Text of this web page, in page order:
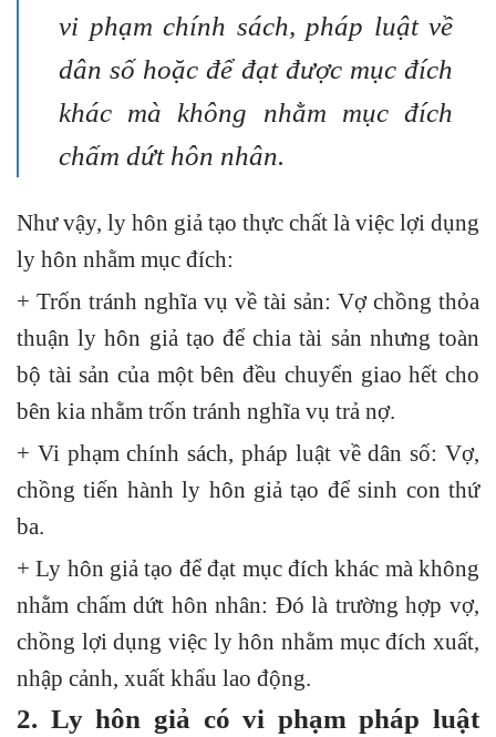
vi phạm chính sách, pháp luật về
dân số hoặc để đạt được mục đích
khác mà không nhằm mục đích
chấm dứt hôn nhân.
Như vậy, ly hôn giả tạo thực chất là việc lợi dụng
ly hôn nhằm mục đích:
+ Trốn tránh nghĩa vụ về tài sản: Vợ chồng thỏa
thuận ly hôn giả tạo để chia tài sản nhưng toàn
bộ tài sản của một bên đều chuyển giao hết cho
bên kia nhằm trốn tránh nghĩa vụ trả nợ.
+ Vi phạm chính sách, pháp luật về dân số: Vợ,
chồng tiến hành ly hôn giả tạo để sinh con thứ
ba.
+ Ly hôn giả tạo để đạt mục đích khác mà không
nhằm chấm dứt hôn nhân: Đó là trường hợp vợ,
chồng lợi dụng việc ly hôn nhằm mục đích xuất,
nhập cảnh, xuất khẩu lao động.
2. Ly hôn giả có vi phạm pháp luật